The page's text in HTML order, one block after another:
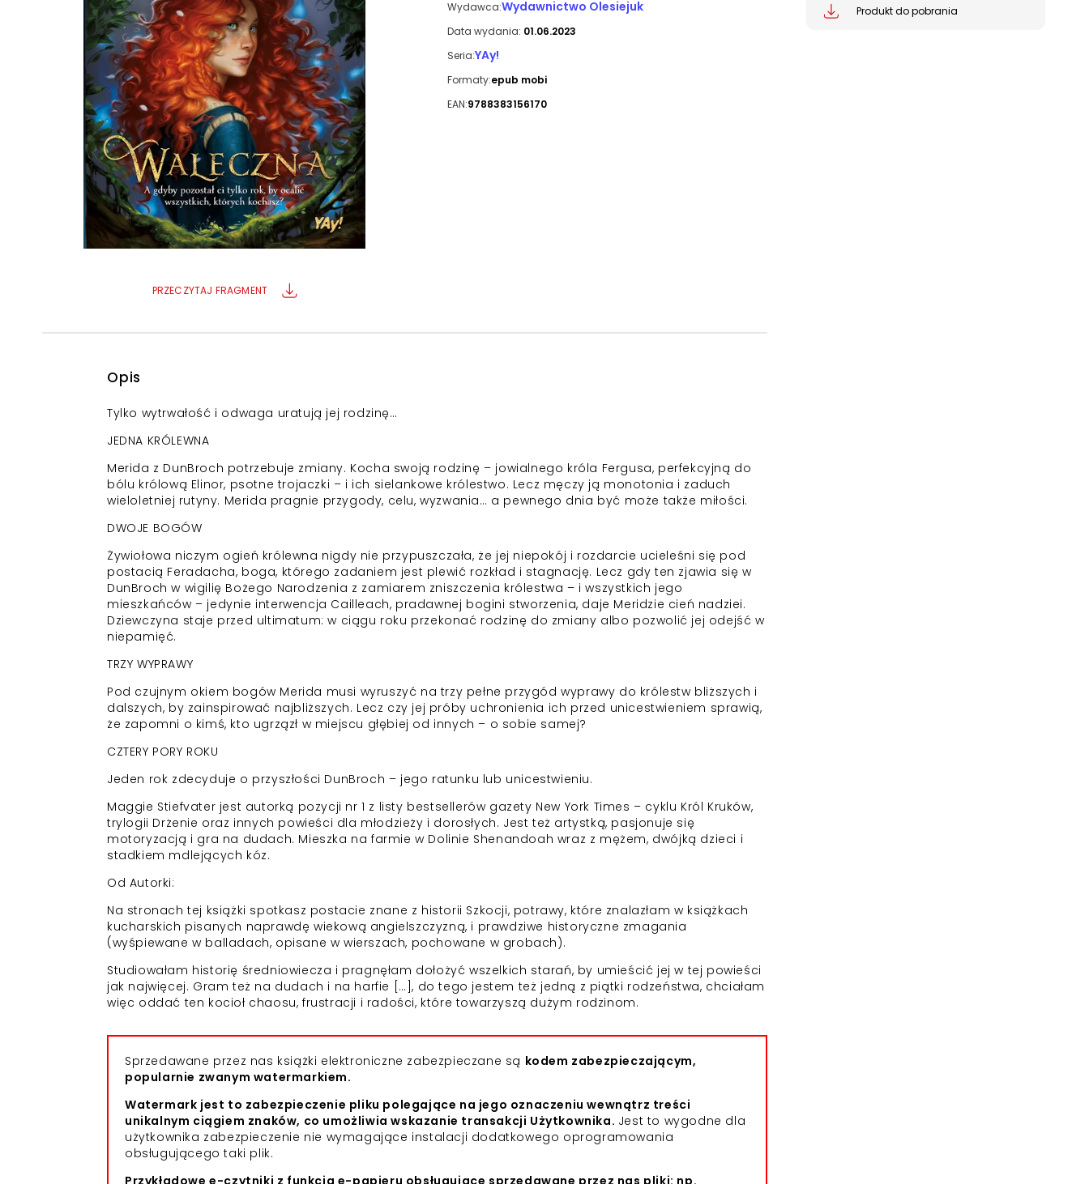
PRZECZYTAJ FRAGMENT
Wydawca:Wydawnictwo Olesiejuk
Data wydania: 01.06.2023
Seria:YAy!
Formaty:epub mobi
EAN:9788383156170
Opis
Tylko wytrwałość i odwaga uratują jej rodzinę…
JEDNA KRÓLEWNA
Merida z DunBroch potrzebuje zmiany. Kocha swoją rodzinę – jowialnego króla Fergusa, perfekcyjną do
bólu królową Elinor, psotne trojaczki – i ich sielankowe królestwo. Lecz męczy ją monotonia i zaduch
wieloletniej rutyny. Merida pragnie przygody, celu, wyzwania… a pewnego dnia być może także miłości.
DWOJE BOGÓW
Żywiołowa niczym ogień królewna nigdy nie przypuszczała, że jej niepokój i rozdarcie ucieleśni się pod
postacią Feradacha, boga, którego zadaniem jest plewić rozkład i stagnację. Lecz gdy ten zjawia się w
DunBroch w wigilię Bożego Narodzenia z zamiarem zniszczenia królestwa – i wszystkich jego
mieszkańców – jedynie interwencja Cailleach, pradawnej bogini stworzenia, daje Meridzie cień nadziei.
Dziewczyna staje przed ultimatum: w ciągu roku przekonać rodzinę do zmiany albo pozwolić jej odejść w
niepamięć.
TRZY WYPRAWY
Pod czujnym okiem bogów Merida musi wyruszyć na trzy pełne przygód wyprawy do królestw bliższych i
dalszych, by zainspirować najbliższych. Lecz czy jej próby uchronienia ich przed unicestwieniem sprawią,
że zapomni o kimś, kto ugrzązł w miejscu głębiej od innych – o sobie samej?
CZTERY PORY ROKU
Jeden rok zdecyduje o przyszłości DunBroch – jego ratunku lub unicestwieniu.
Maggie Stiefvater jest autorką pozycji nr 1 z listy bestsellerów gazety New York Times – cyklu Król Kruków,
trylogii Drżenie oraz innych powieści dla młodzieży i dorosłych. Jest też artystką, pasjonuje się
motoryzacją i gra na dudach. Mieszka na farmie w Dolinie Shenandoah wraz z mężem, dwójką dzieci i
stadkiem mdlejących kóz.
Od Autorki:
Na stronach tej książki spotkasz postacie znane z historii Szkocji, potrawy, które znalazłam w książkach
kucharskich pisanych naprawdę wiekową angielszczyzną, i prawdziwe historyczne zmagania
(wyśpiewane w balladach, opisane w wierszach, pochowane w grobach).
Studiowałam historię średniowiecza i pragnęłam dołożyć wszelkich starań, by umieścić jej w tej powieści
jak najwięcej. Gram też na dudach i na harfie […], do tego jestem też jedną z piątki rodzeństwa, chciałam
więc oddać ten kocioł chaosu, frustracji i radości, które towarzyszą dużym rodzinom.
Sprzedawane przez nas książki elektroniczne zabezpieczane są kodem zabezpieczającym,
popularnie zwanym watermarkiem.
Watermark jest to zabezpieczenie pliku polegające na jego oznaczeniu wewnątrz treści
unikalnym ciągiem znaków, co umożliwia wskazanie transakcji Użytkownika. Jest to wygodne dla
użytkownika zabezpieczenie nie wymagające instalacji dodatkowego oprogramowania
obsługującego taki plik.
Przykładowe e-czytniki z funkcją e-papieru obsługujące sprzedawane przez nas pliki: np.
Produkt do pobrania
Powiększony kursor
Pomoc w czytaniu
Podkreślenie linków